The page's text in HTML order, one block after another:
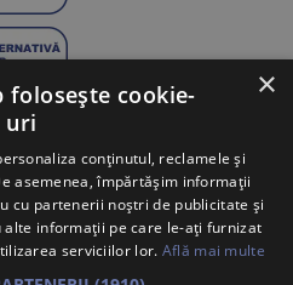
noi și promoții la mărcile
×
folosește cookie-
uri
conținutul, reclamele și
asemenea, împărtășim informații
cu partenerii noștri de publicitate și
alte informații pe care le-ați furnizat
serviciilor lor. Află mai multe